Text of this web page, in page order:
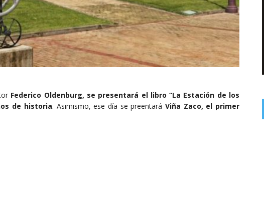
Federico Oldenburg, se presentará el libro “La Estación de los
de historia. Asimismo, ese día se preentará Viña Zaco, el primer